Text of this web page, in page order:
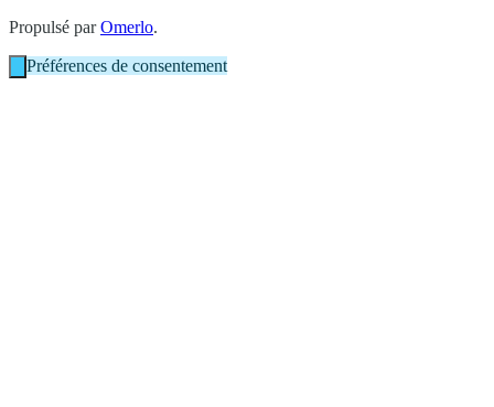
Propulsé parOmerlo.
Préférences de consentement